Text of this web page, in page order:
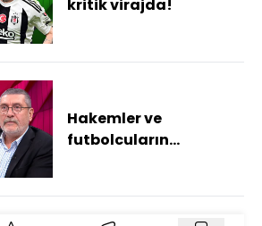
kritik virajda!
Hakemler ve
futbolcuların